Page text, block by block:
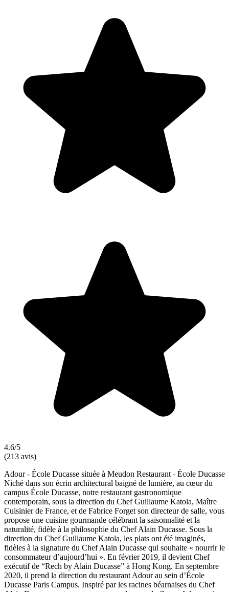
4.6/5
(213 avis)
Adour - École Ducasse située à Meudon Restaurant - École Ducasse
Niché dans son écrin architectural baigné de lumière, au cœur du
campus École Ducasse, notre restaurant gastronomique
contemporain, sous la direction du Chef Guillaume Katola, Maître
Cuisinier de France, et de Fabrice Forget son directeur de salle, vous
propose une cuisine gourmande célébrant la saisonnalité et la
naturalité, fidèle à la philosophie du Chef Alain Ducasse. Sous la
direction du Chef Guillaume Katola, les plats ont été imaginés,
fidèles à la signature du Chef Alain Ducasse qui souhaite « nourrir le
consommateur d’aujourd’hui ». En février 2019, il devient Chef
exécutif de “Rech by Alain Ducasse” à Hong Kong. En septembre
2020, il prend la direction du restaurant Adour au sein d’École
Ducasse Paris Campus. Inspiré par les racines béarnaises du Chef